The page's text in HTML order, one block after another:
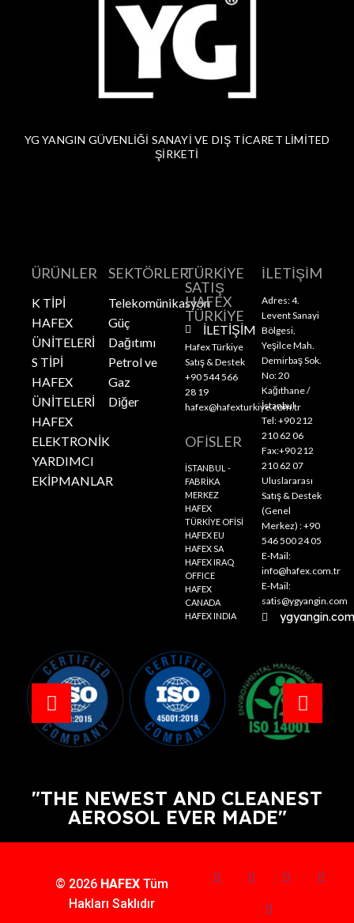
YG YANGIN GÜVENLİĞİ SANAYİ VE DIŞ TİCARET LİMİTED
ŞİRKETİ
ÜRÜNLER
K TİPİ
HAFEX
ÜNİTELERİ
S TİPİ
HAFEX
ÜNİTELERİ
HAFEX
ELEKTRONİK
YARDIMCI
EKİPMANLAR
SEKTÖRLER
Telekomünikasyon
Güç
Dağıtımı
Petrol ve
Gaz
Diğer
TÜRKİYE
SATIŞ
HAFEX
TÜRKİYE
İLETİŞİM
Hafex Türkiye
Satış & Destek
+90 544 566
28 19
hafex@hafexturkiye.com.tr
OFİSLER
İSTANBUL -
FABRİKA
MERKEZ
HAFEX
TÜRKİYE OFİSİ
HAFEX EU
HAFEX SA
HAFEX IRAQ
OFFICE
HAFEX
CANADA
HAFEX INDIA
İLETİŞİM
Adres: 4.
Levent Sanayi
Bölgesi,
Yeşilce Mah.
Demirbaş Sok.
No: 20
Kağıthane /
İstanbul
Tel: +90 212
210 62 06
Fax:+90 212
210 62 07
Uluslararası
Satış & Destek
(Genel
Merkez) : +90
546 500 24 05
E-Mail:
info@hafex.com.tr
E-Mail:
satis@ygyangin.com
ygyangin.com
"THE NEWEST AND CLEANEST
AEROSOL EVER MADE"
© 2026 HAFEXTüm
Hakları Saklıdır